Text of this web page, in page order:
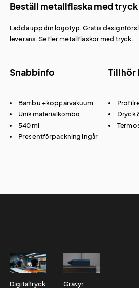
Beställ metallflaska med tryck
Ladda upp din logotyp. Gratis
leverans. Se flermetallflaskor med tryck.
Snabbinfo
Bambu + kopparvakuum
Unik materialkombo
540 ml
Presentförpackning ingår
Tillhör
Dryck
Digitaltryck Gravyr